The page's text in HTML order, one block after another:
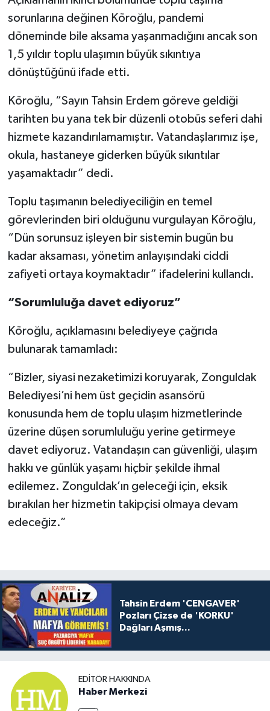
sorunlarına değinen Köroğlu, pandemi
döneminde bile aksama yaşanmadığını ancak son
1,5 yıldır toplu ulaşımın büyük sıkıntıya
dönüştüğünü ifade etti.
Köroğlu, “Sayın Tahsin Erdem göreve geldiği
tarihten bu yana tek bir düzenli otobüs seferi dahi
hizmete kazandırılamamıştır. Vatandaşlarımız işe,
okula, hastaneye giderken büyük sıkıntılar
yaşamaktadır” dedi.
Toplu taşımanın belediyeciliğin en temel
görevlerinden biri olduğunu vurgulayan Köroğlu,
“Dün sorunsuz işleyen bir sistemin bugün bu
kadar aksaması, yönetim anlayışındaki ciddi
zafiyeti ortaya koymaktadır” ifadelerini kullandı.
“Sorumluluğa davet ediyoruz”
Köroğlu, açıklamasını belediyeye çağrıda
bulunarak tamamladı:
“Bizler, siyasi nezaketimizi koruyarak, Zonguldak
Belediyesi’ni hem üst geçidin asansörü
konusunda hem de toplu ulaşım hizmetlerinde
üzerine düşen sorumluluğu yerine getirmeye
davet ediyoruz. Vatandaşın can güvenliği, ulaşım
hakkı ve günlük yaşamı hiçbir şekilde ihmal
edilemez. Zonguldak’ın geleceği için, eksik
bırakılan her hizmetin takipçisi olmaya devam
edeceğiz.”
Tahsin Erdem 'CENGAVER'
Pozları Çizse de 'KORKU'
Dağları Aşmış...
EDITÖR HAKKINDA
Haber Merkezi